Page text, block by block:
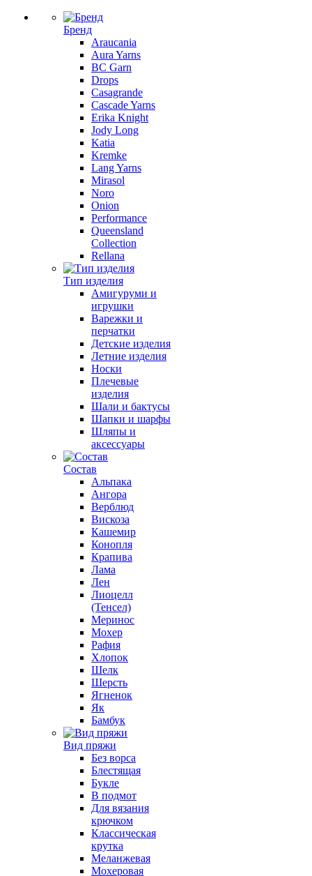
Бренд
Araucania
Aura Yarns
BC Garn
Drops
Casagrande
Cascade Yarns
Erika Knight
Jody Long
Katia
Kremke
Lang Yarns
Mirasol
Noro
Onion
Performance
Queensland
Collection
Rellana
Тип изделия
Амигуруми и
игрушки
Варежки и
перчатки
Детские изделия
Летние изделия
Носки
Плечевые
изделия
Шали и бактусы
Шапки и шарфы
Шляпы и
аксессуары
Состав
Альпака
Ангора
Верблюд
Вискоза
Кашемир
Конопля
Крапива
Лама
Лен
Лиоцелл
(Тенсел)
Меринос
Мохер
Рафия
Хлопок
Шелк
Шерсть
Ягненок
Як
Бамбук
Вид пряжи
Без ворса
Блестящая
Букле
В подмот
Для вязания
крючком
Классическая
крутка
Меланжевая
Мохеровая